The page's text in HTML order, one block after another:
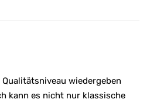
wiedergeben
kann es nicht nur klassische